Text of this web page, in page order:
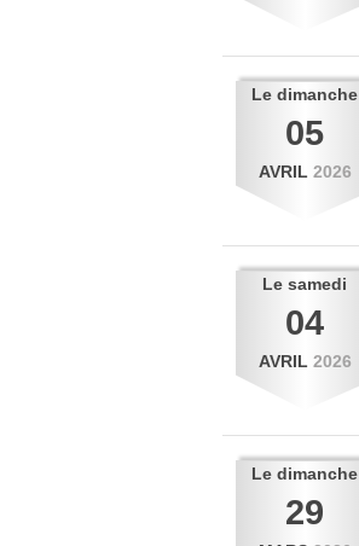
Ledimanche
05
AVRIL 2026
Lesamedi
04
AVRIL 2026
Ledimanche
29